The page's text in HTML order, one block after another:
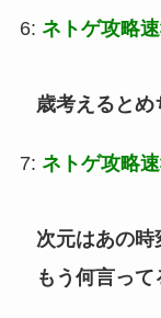
6: ネトゲ攻略
歳考えると
7: ネトゲ攻略
次元はあの
もう何言っ